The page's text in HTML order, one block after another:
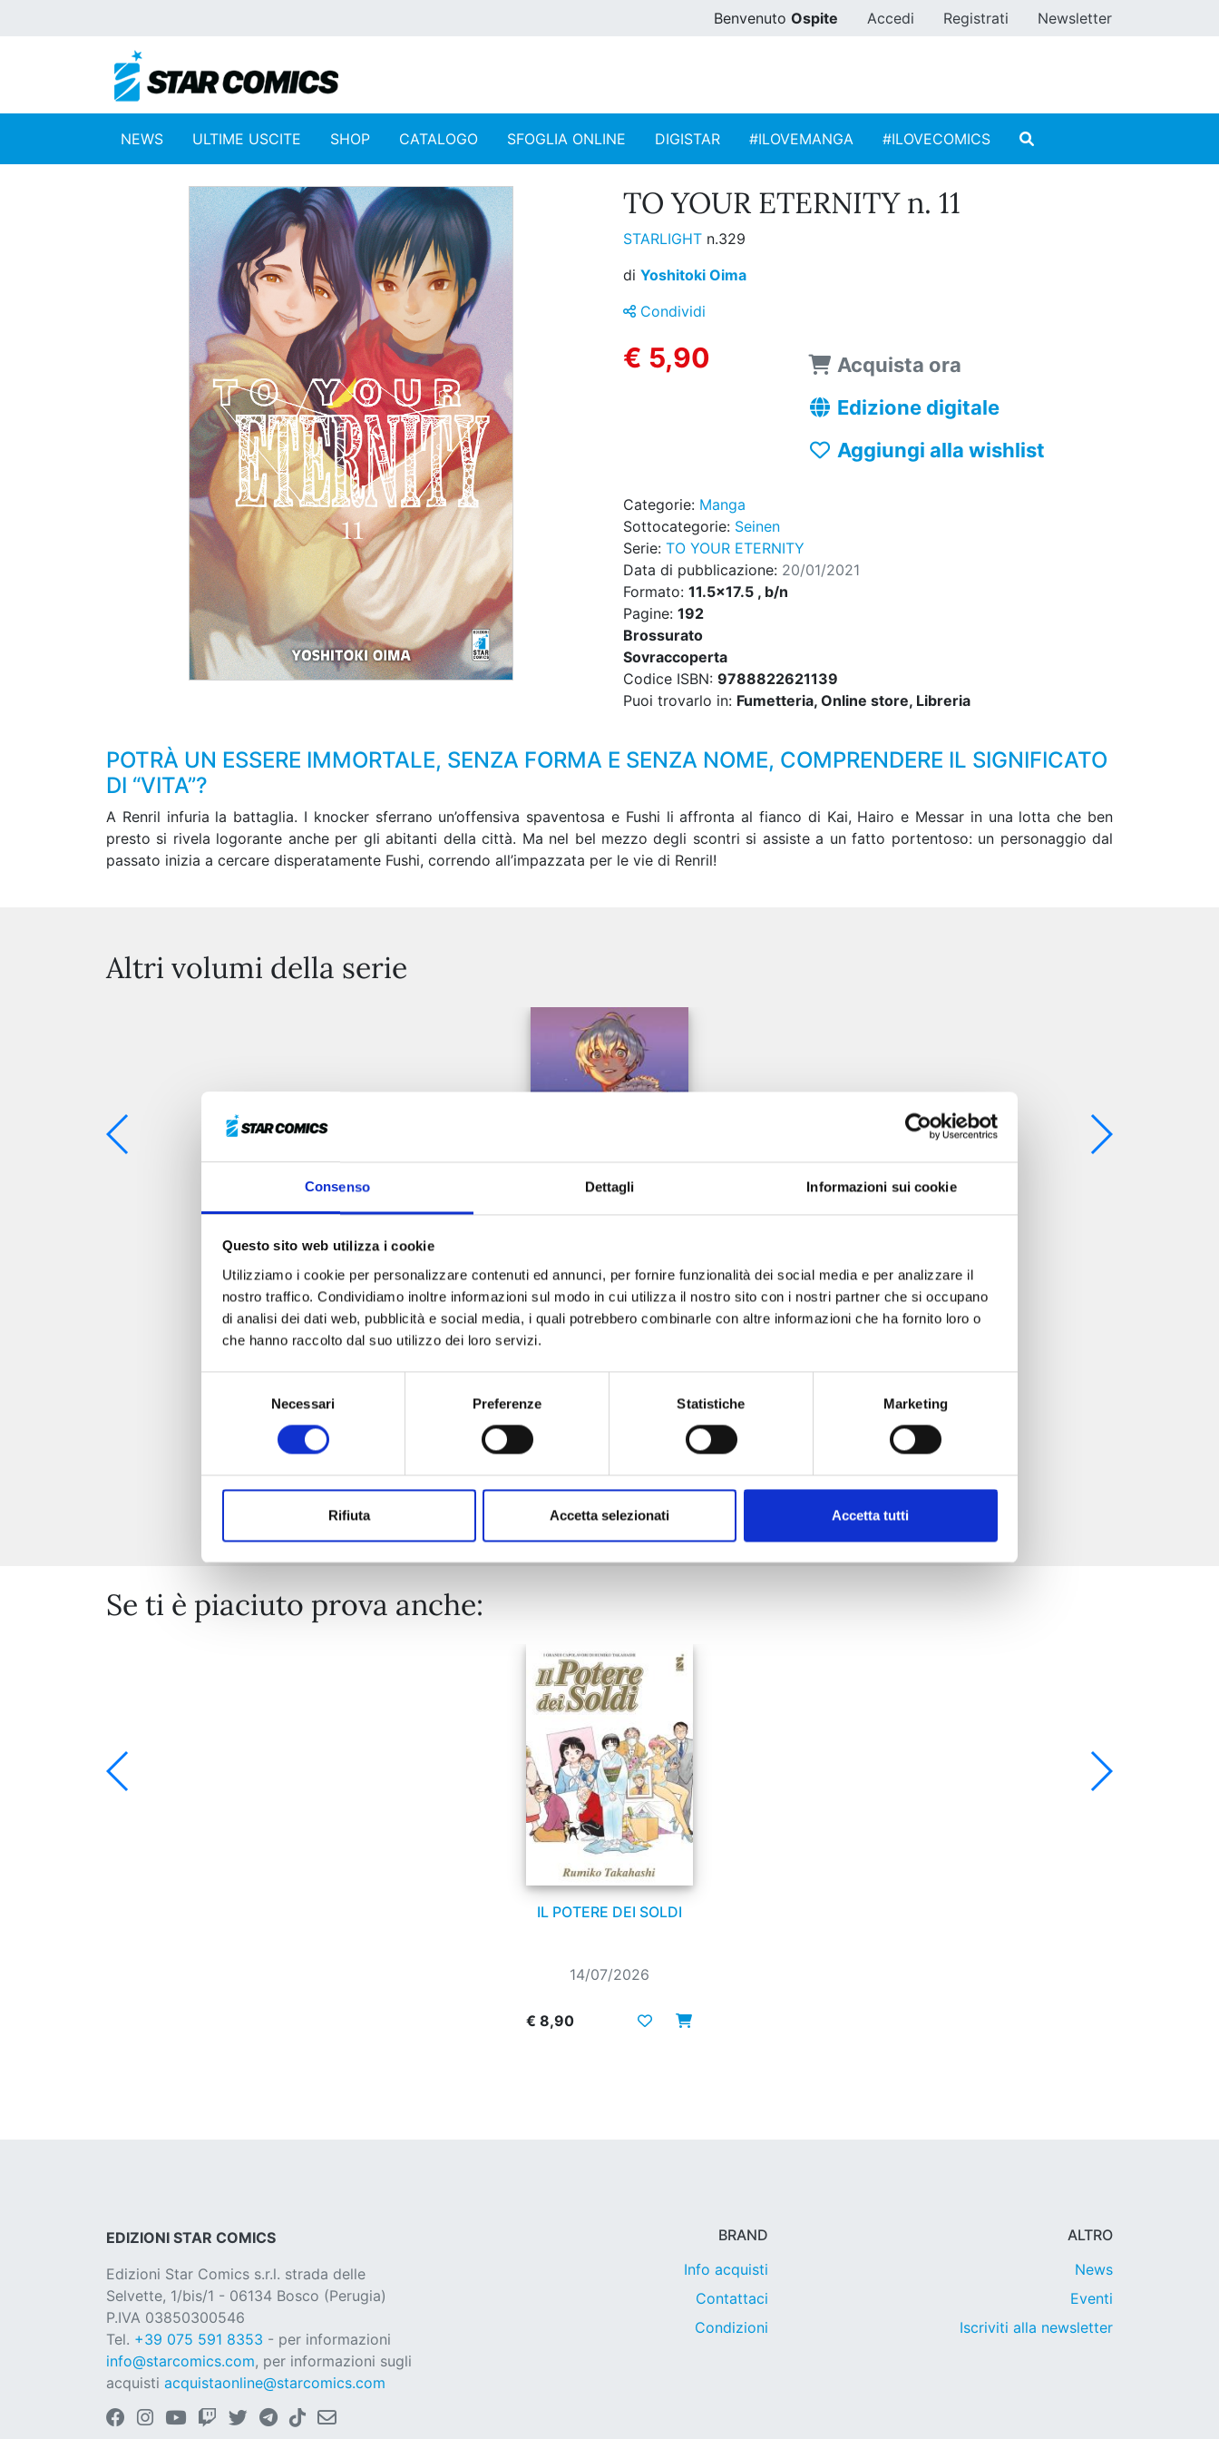
Consenso Dettagli Informazioni sui cookie
Questo sito web utilizza i cookie
Utilizziamo i cookie per personalizzare contenuti ed annunci, per fornire funzionalità dei social media e per analizzare il
nostro traffico. Condividiamo inoltre informazioni sul modo in cui utilizza il nostro sito con i nostri partner che si occupano
di analisi dei dati web, pubblicità e social media, i quali potrebbero combinarle con altre informazioni che ha fornito loro o
che hanno raccolto dal suo utilizzo dei loro servizi.
Necessari Preferenze Statistiche Marketing
Rifiuta Accetta selezionati Accetta tutti
Benvenuto Ospite Accedi Registrati Newsletter
NEWS ULTIME USCITE SHOP CATALOGO SFOGLIA ONLINE DIGISTAR #ILOVEMANGA #ILOVECOMICS
TO YOUR ETERNITY n. 11
STARLIGHT n.329
di Yoshitoki Oima
Condividi
€ 5,90
Acquista ora
Edizione digitale
Aggiungi alla wishlist
Categorie: Manga
Sottocategorie: Seinen
Serie: TO YOUR ETERNITY
Data di pubblicazione: 20/01/2021
Formato: 11.5x17.5 , b/n
Pagine: 192
Brossurato
Sovraccoperta
Codice ISBN: 9788822621139
Puoi trovarlo in: Fumetteria, Online store, Libreria
POTRÀ UN ESSERE IMMORTALE, SENZA FORMA E SENZA NOME, COMPRENDERE IL SIGNIFICATO
DI “VITA”?
A Renril infuria la battaglia. I knocker sferrano un’offensiva spaventosa e Fushi li affronta al fianco di Kai, Hairo e Messar in una lotta che ben
presto si rivela logorante anche per gli abitanti della città. Ma nel bel mezzo degli scontri si assiste a un fatto portentoso: un personaggio dal
passato inizia a cercare disperatamente Fushi, correndo all’impazzata per le vie di Renril!
Altri volumi della serie
TO YOUR ETERNITY n. 25
Mostra tutto
Se ti è piaciuto prova anche:
IL POTERE DEI SOLDI
14/07/2026
€ 8,90
EDIZIONI STAR COMICS
Edizioni Star Comics s.r.l. strada delle
Selvette, 1/bis/1 - 06134 Bosco (Perugia)
P.IVA 03850300546
Tel. +39 075 591 8353 - per informazioni
info@starcomics.com, per informazioni sugli
acquisti acquistaonline@starcomics.com
BRAND
Info acquisti
Contattaci
Condizioni
ALTRO
News
Eventi
Iscriviti alla newsletter